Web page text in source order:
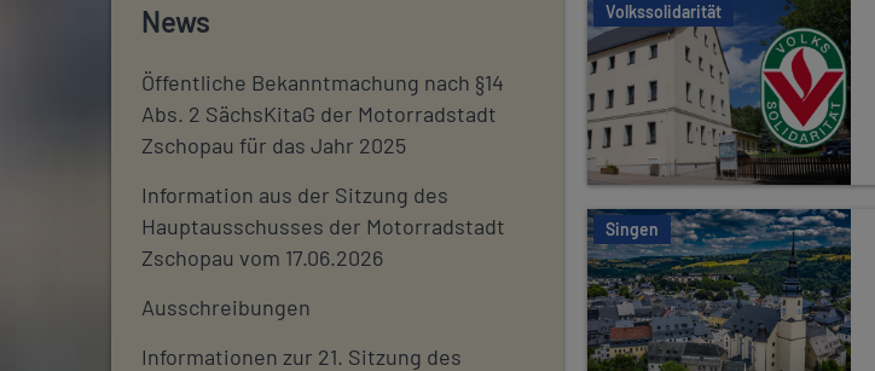
News
Öffentliche Bekanntmachung nach §14
Abs. 2 SächsKitaG der Motorradstadt
Zschopau für das Jahr 2025
Information aus der Sitzung des
Hauptausschusses der Motorradstadt
Zschopau vom 17.06.2026
Ausschreibungen
Informationen zur 21. Sitzung des
Volkssolidarität
Singen